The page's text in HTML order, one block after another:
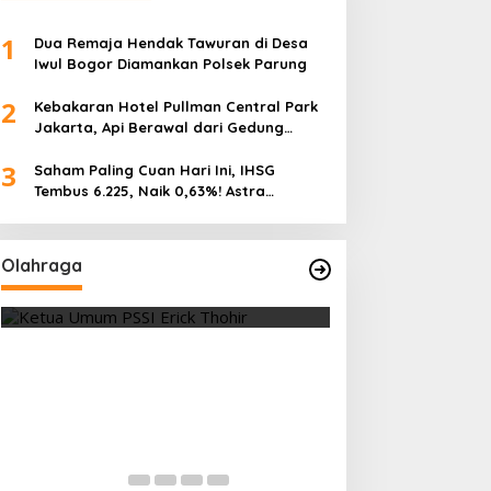
1
Dua Remaja Hendak Tawuran di Desa
Iwul Bogor Diamankan Polsek Parung
2
Kebakaran Hotel Pullman Central Park
Jakarta, Api Berawal dari Gedung
3
Saham Paling Cuan Hari Ini, IHSG
Tembus 6.225, Naik 0,63%! Astra
Olahraga